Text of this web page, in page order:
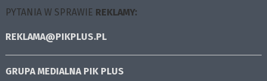
PYTANIA W SPRAWIE REKLAMY:
REKLAMA@PIKPLUS.PL
GRUPA MEDIALNA PIK PLUS